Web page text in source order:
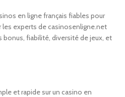
en ligne français fiables pour
experts de casinosenligne.net
bonus, fiabilité, diversité de jeux, et
et rapide sur un casino en